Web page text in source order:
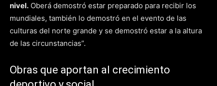
nivel. Oberá demostró estar preparado para recibir los
mundiales, también lo demostró en el evento de las
culturas del norte grande y se demostró estar a la altura
de las circunstancias”.
Obras que aportan al crecimiento